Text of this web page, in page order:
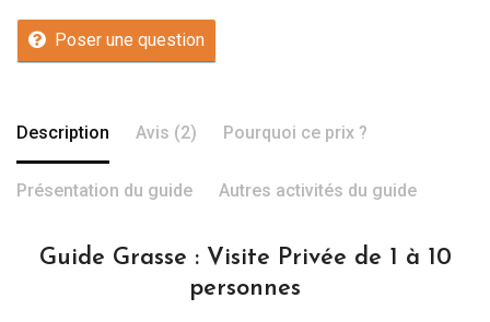
Poser une question
Description Avis (2) Pourquoi ce prix ?
Présentation du guide Autres activités du guide
Guide Grasse : Visite Privée de 1 à 10
personnes